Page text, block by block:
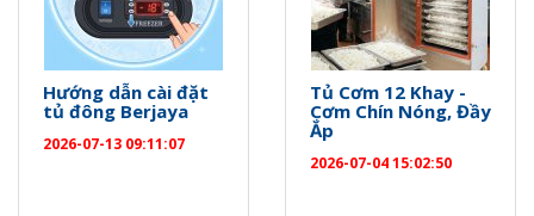
Hướng dẫn cài đặt
tủ đông Berjaya
2026-07-13 09:11:07
Tủ Cơm 12 Khay -
Cơm Chín Nóng, Đầy
Ắp
2026-07-04 15:02:50